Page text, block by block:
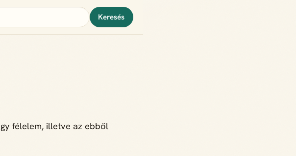
Keresés
félelem, illetve az ebből